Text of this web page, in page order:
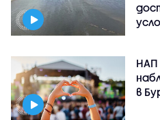
НАП
в